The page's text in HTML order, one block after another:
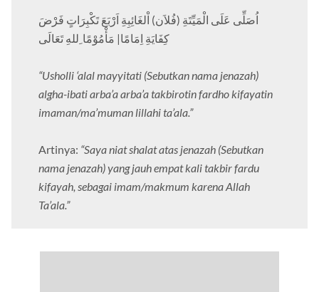
اُصَلِّى عَلَى الْمَيِّتَةِ (فُلاَن) اْلغَائِبِةِ اَرْبَعَ تَكْبِرَاتٍ فَرْضَ
كِفَايَةِ اِمَامًا| مَأْمُوْمًا ِللهِ تَعَالَى
“Usholli ‘alal mayyitati (Sebutkan nama jenazah)
algha-ibati arba’a arba’a takbirotin fardho kifayatin
imaman/ma’muman lillahi ta’ala.”
Artinya: “Saya niat shalat atas jenazah (Sebutkan
nama jenazah) yang jauh empat kali takbir fardu
kifayah, sebagai imam/makmum karena Allah
Ta’ala.”